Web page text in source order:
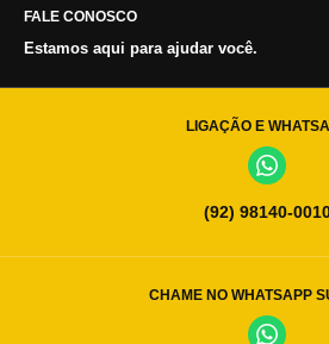
FALE CONOSCO
Estamos aqui para ajudar você.
LIGAÇÃO E
(92) 98140-
CHAME NO WHATSAPP